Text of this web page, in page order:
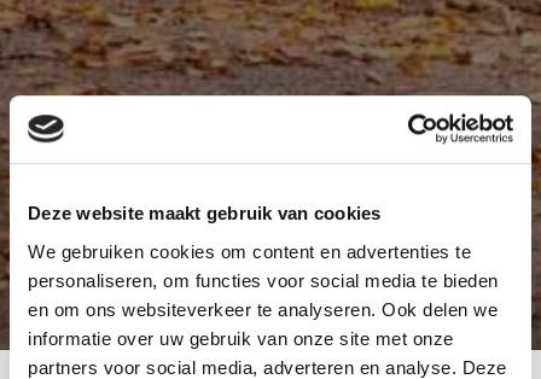
Deze website maakt gebruik van cookies
We gebruiken cookies om content en advertenties te
personaliseren, om functies voor social media te bieden
en om ons websiteverkeer te analyseren. Ook delen we
informatie over uw gebruik van onze site met onze
partners voor social media, adverteren en analyse. Deze